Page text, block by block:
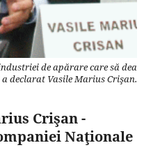
de apărare care să dea
declarat Vasile Marius Crişan.
Crişan -
Naţionale